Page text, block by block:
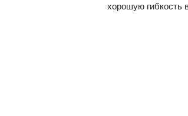
хорошую гибкость